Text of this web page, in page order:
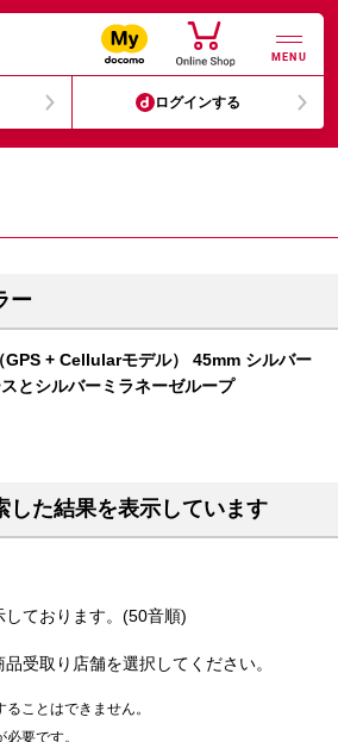
MENU
ログインする
ー
+ Cellularモデル） 45mm シルバー
とシルバーミラネーゼループ
した結果を表示しています
ております。(50音順)
受取り店舗を選択してください。
ことはできません。
要です。